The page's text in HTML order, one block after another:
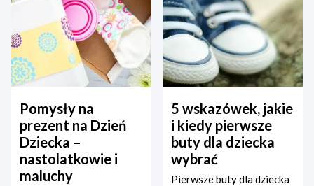
Pomysły na
prezent na Dzień
Dziecka –
nastolatkowie i
maluchy
5 wskazówek, jakie
i kiedy pierwsze
buty dla dziecka
wybrać
Pierwsze buty dla dziecka